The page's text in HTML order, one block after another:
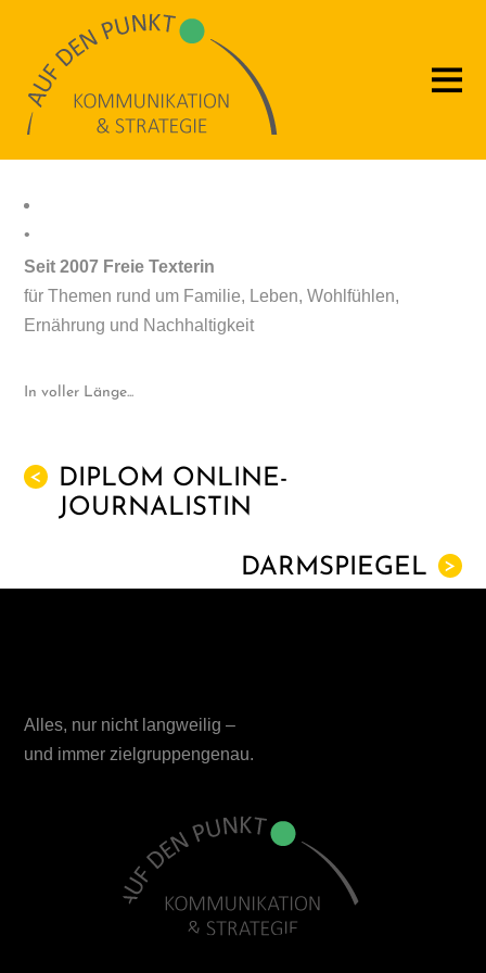
•
Seit 2007 Freie Texterin
für Themen rund um Familie, Leben, Wohlfühlen,
Ernährung und Nachhaltigkeit
In voller Länge...
<
DIPLOM ONLINE-
JOURNALISTIN
>
DARMSPIEGEL
Alles, nur nicht langweilig –
und immer zielgruppengenau.